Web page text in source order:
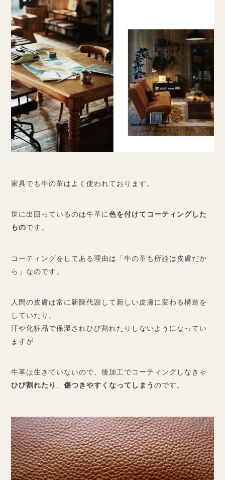
家具でも牛の革はよく使われております。
世に出回っているのは牛革に色を付けてコーティングした
ものです。
コーティングをしてある理由は「牛の革も所詮は皮膚だか
ら」なのです。
人間の皮膚は常に新陳代謝して新しい皮膚に変わる構造を
していたり、
汗や化粧品で保湿されひび割れたりしないようになってい
ますが
牛革は生きていないので、後加工でコーティングしなきゃ
ひび割れたり
、傷つきやすくなってしまうのです。